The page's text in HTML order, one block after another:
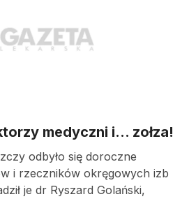
medyczni i… zołza!
odbyło się doroczne
i rzeczników okręgowych izb
je dr Ryszard Golański,